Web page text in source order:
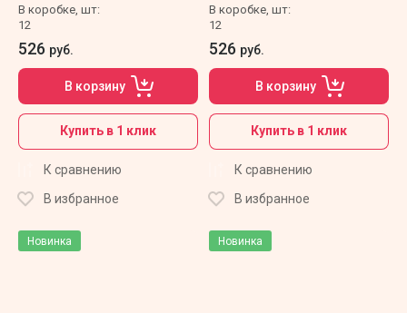
В коробке, шт:
12
526 руб.
В корзину
Купить в 1 клик
К сравнению
В избранное
В коробке, шт:
12
526 руб.
В корзину
Купить в 1 клик
К сравнению
В избранное
Новинка Новинка